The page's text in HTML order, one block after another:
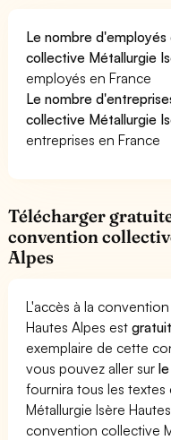
Le nombre
collective Métallurgie
employés en France
Le nombre
collective Métallurgie
entreprises en France
Télécharger
convention
Alpes
L'accès à la
Hautes Alpes estgratuit
exemplaire de cette
vous pouvez aller sur
fournira tous les
Métallurgie Isère
convention collective